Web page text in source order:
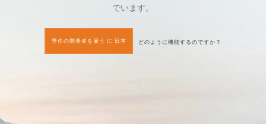
でいます。
専任の開発者を雇う に 日本 どのように機能するのですか？